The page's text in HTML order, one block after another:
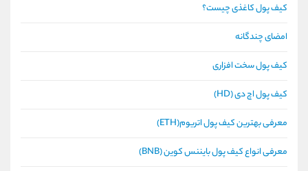
کیف پول کاغذی چیست؟
امضای چندگانه
کیف پول سخت افزاری
کیف پول اچ دی (HD)
معرفی بهترین کیف پول اتریوم(ETH)
معرفی انواع کیف پول بایننس کوین (BNB)